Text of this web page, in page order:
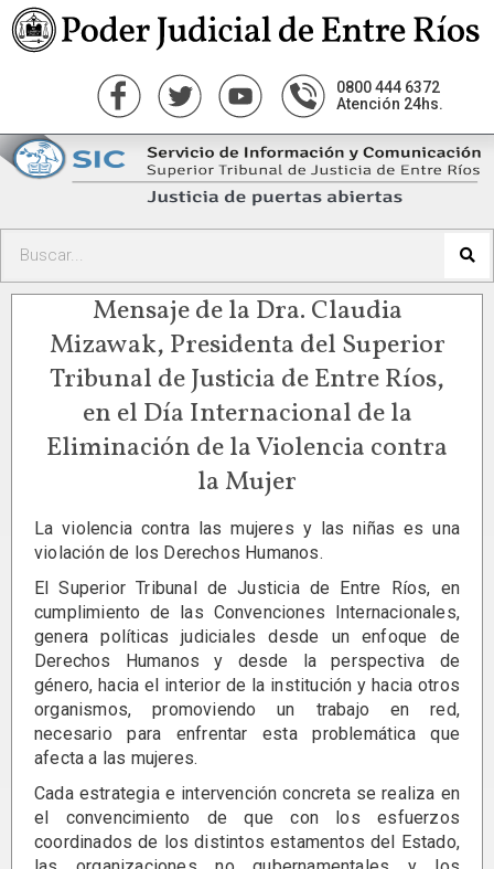
0800 444 6372
Atención 24hs.
Mensaje de la Dra. Claudia
Mizawak, Presidenta del Superior
Tribunal de Justicia de Entre Ríos,
en el Día Internacional de la
Eliminación de la Violencia contra
la Mujer
La violencia contra las mujeres y las niñas es una
violación de los Derechos Humanos.
El Superior Tribunal de Justicia de Entre Ríos, en
cumplimiento de las Convenciones Internacionales,
genera políticas judiciales desde un enfoque de
Derechos Humanos y desde la perspectiva de
género, hacia el interior de la institución y hacia otros
organismos, promoviendo un trabajo en red,
necesario para enfrentar esta problemática que
afecta a las mujeres.
Cada estrategia e intervención concreta se realiza en
el convencimiento de que con los esfuerzos
coordinados de los distintos estamentos del Estado,